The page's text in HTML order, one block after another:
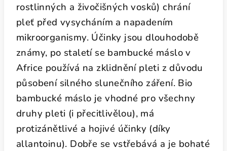
rostlinných a živočišných vosků) chrání
pleť před vysycháním a napadením
mikroorganismy. Účinky jsou dlouhodobě
známy, po staletí se bambucké máslo v
Africe používá na zklidnění pleti z důvodu
působení silného slunečního záření. Bio
bambucké máslo je vhodné pro všechny
druhy pleti (i přecitlivělou), má
protizánětlivé a hojivé účinky (díky
allantoinu). Dobře se vstřebává a je bohaté